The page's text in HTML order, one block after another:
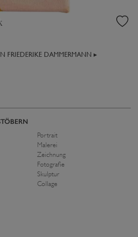
FRIEDERIKE DAMMERMANN ▸
Portrait
Malerei
Zeichnung
Fotografie
Skulptur
Collage